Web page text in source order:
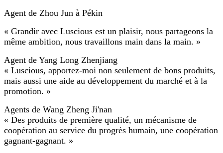
Agent de Zhou Jun à Pékin
« Grandir avec Luscious est un plaisir, nous partageons la
même ambition, nous travaillons main dans la main. »
Agent de Yang Long Zhenjiang
« Luscious, apportez-moi non seulement de bons produits,
mais aussi une aide au développement du marché et à la
promotion. »
Agents de Wang Zheng Ji'nan
« Des produits de première qualité, un mécanisme de
coopération au service du progrès humain, une coopération
gagnant-gagnant. »